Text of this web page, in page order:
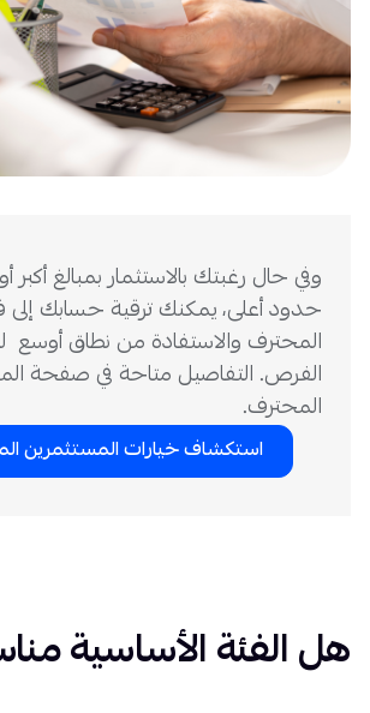
وفي حال رغبتك بالاستثمار بمبالغ
حدود أعلى، يمكنك ترقية حسابك إلى
المحترف والاستفادة من نطاق أوسع
الفرص. التفاصيل متاحة في صفحة
المحترف.
استكشاف خيارات المستثمرين
هل الفئة الأساسية